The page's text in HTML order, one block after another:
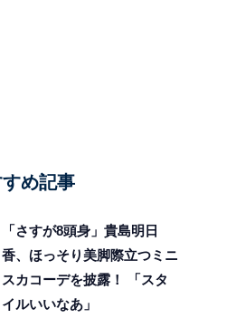
め記事
「さすが8頭身」貴島明日
香、ほっそり美脚際立つミニ
スカコーデを披露！ 「スタ
イルいいなあ」